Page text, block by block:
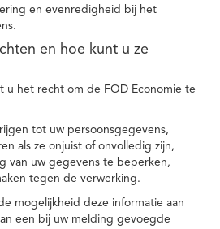
en evenredigheid bij het
en hoe kunt u ze
u het recht om de FOD Economie te
tot uw persoonsgegevens,
als ze onjuist of onvolledig zijn,
van uw gegevens te beperken,
tegen de verwerking.
mogelijkheid deze informatie aan
een bij uw melding gevoegde